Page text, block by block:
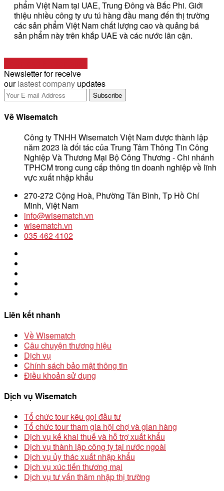
phẩm Việt Nam tại UAE, Trung Đông và Bắc Phi. Giới
thiệu nhiều công ty ưu tú hàng đầu mang đến thị trường
các sản phẩm Việt Nam chất lượng cao và quảng bá
sản phẩm này trên khắp UAE và các nước lân cận.
Newsletter for receive
ourlastest company updates
Về Wisematch
Công ty TNHH Wisematch Việt Nam được thành lập
năm 2023 là đối tác của Trung Tâm Thông Tin Công
Nghiệp Và Thương Mại Bộ Công Thương - Chi nhánh
TPHCM trong cung cấp thông tin doanh nghiệp về lĩnh
vực xuất nhập khẩu
270-272 Cộng Hoà, Phường Tân Bình, Tp Hồ Chí
Minh, Việt Nam
info@wisematch.vn
wisematch.vn
035 462 4102
Liên kết nhanh
Về Wisematch
Câu chuyện thương hiệu
Dịch vụ
Chính sách bảo mật thông tin
Điều khoản sử dụng
Dịch vụ Wisematch
Tổ chức tour kêu gọi đầu tư
Tổ chức tour tham gia hội chợ và gian hàng
Dịch vụ kế khai thuế và hỗ trợ xuất khẩu
Dịch vụ thành lập công ty tại nước ngoài
Dịch vụ ủy thác xuất nhập khẩu
Dịch vụ xúc tiến thương mại
Dịch vụ tư vấn thâm nhập thị trường